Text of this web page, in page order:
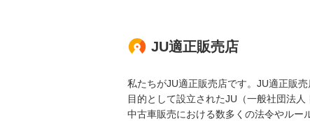
JU適正販売店
私たちがJU適正販売店です。JU適正販
目的として設立されたJU（一般社団法
中古車販売における数多くの法令やルー